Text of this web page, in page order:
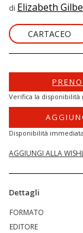
di Elizabeth
CARTACEO
Verifica la disponibilità
Disponibilità immediata
AGGIUNGI ALLA
Dettagli
FORMATO
EDITORE